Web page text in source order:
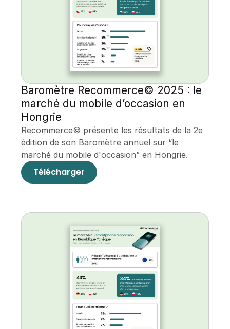
Baromètre Recommerce© 2025 : le
marché du mobile d’occasion en
Hongrie
Recommerce© présente les résultats de la 2e
édition de son Baromètre annuel sur “le
marché du mobile d'occasion” en Hongrie.
Télécharger